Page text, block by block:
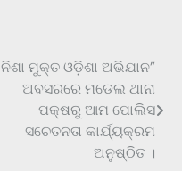
ନିଶା ମୁକ୍ତ ଓଡ଼ିଶା ଅଭିଯାନ”
ଅବସରରେ ମଡେଲ ଥାନା
ପକ୍ଷରୁ ଆମ ପୋଲିସ
ସଚେତନତା କାର୍ଯ୍ୟକ୍ରମ
ଅନୁଷ୍ଠିତ ।